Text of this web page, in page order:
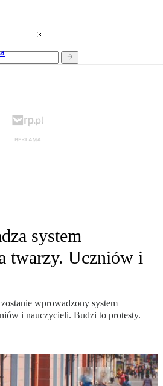
system
twarzy. Uczniów i
wprowadzony system
i nauczycieli. Budzi to protesty.